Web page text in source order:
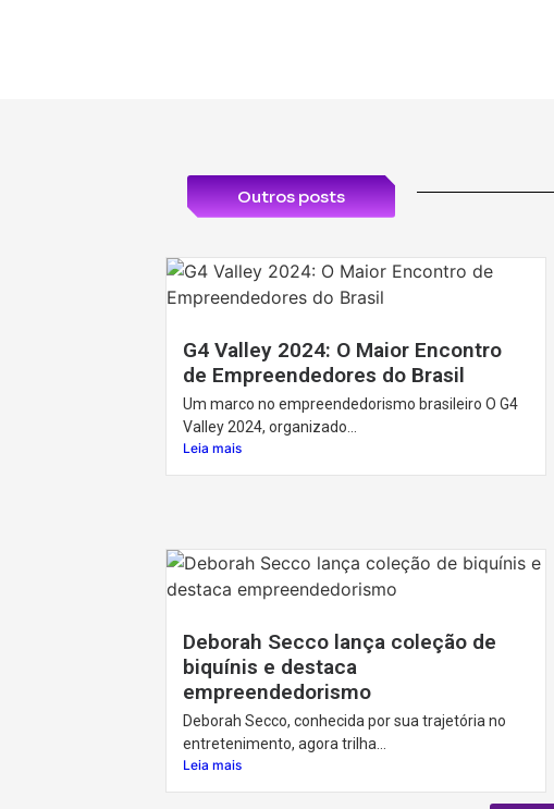
Outros posts
G4 Valley 2024: O Maior Encontro
de Empreendedores do Brasil
Um marco no empreendedorismo brasileiro O G4
Valley 2024, organizado...
Leia mais
Deborah Secco lança coleção de
biquínis e destaca
empreendedorismo
Deborah Secco, conhecida por sua trajetória no
entretenimento, agora trilha...
Leia mais